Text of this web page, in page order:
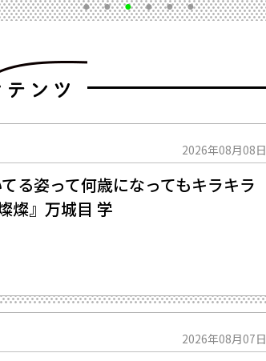
2026年08月08日
る姿って何歳になってもキラキラ
燦』万城目 学
2026年08月07日